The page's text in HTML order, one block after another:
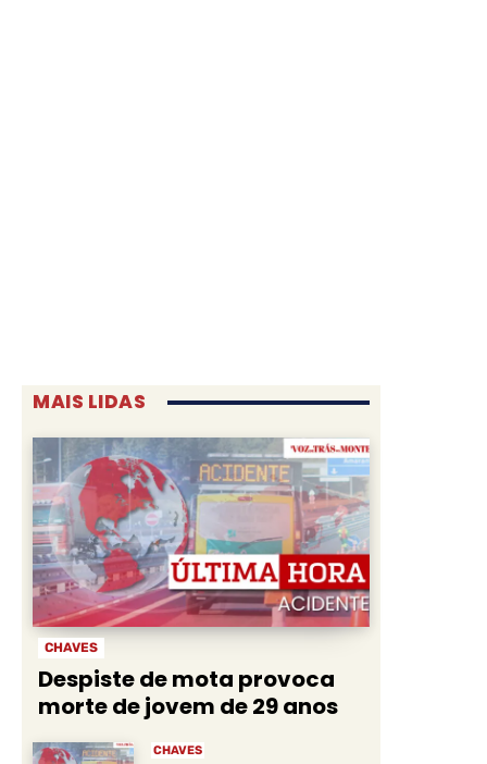
MAIS LIDAS
CHAVES
Despiste de mota provoca
morte de jovem de 29 anos
CHAVES